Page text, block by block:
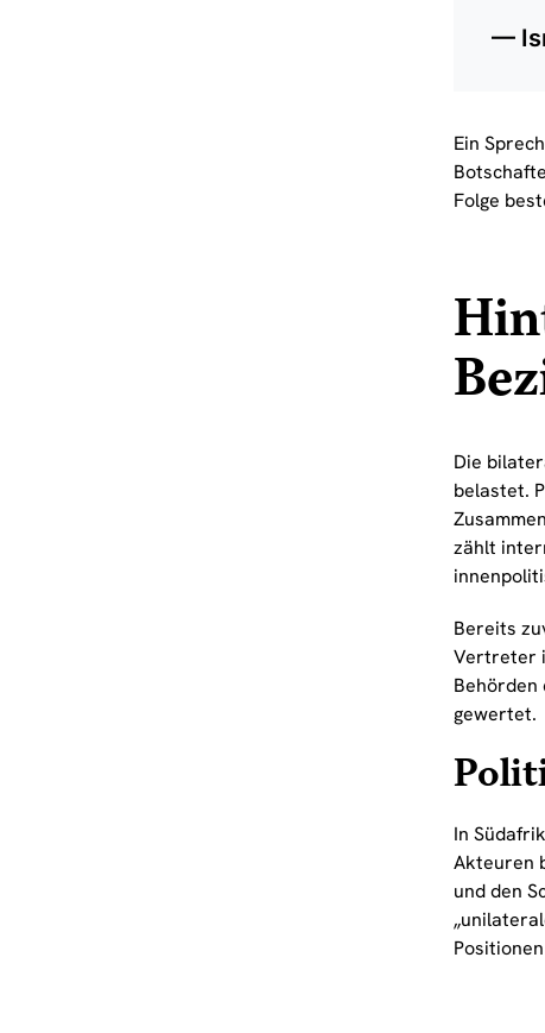
—
Ein
Folge
Die
belastet.
zählt
Bereits
Vertreter
gewertet.
In
Akteuren
und den